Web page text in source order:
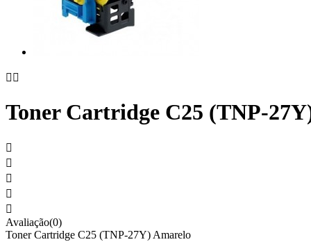
 
Toner Cartridge C25 (TNP-





Avaliação(0)
Toner Cartridge C25 (TNP-27Y) Amarelo